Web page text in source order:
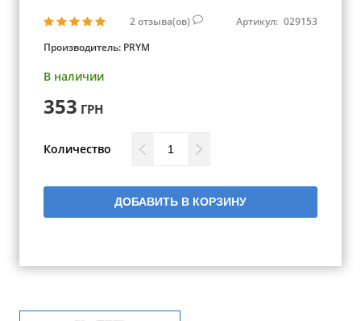
2отзыва(ов) Артикул: 029153
Производитель: PRYM
В наличии
353 ГРН
Количество
ДОБАВИТЬ В КОРЗИНУ